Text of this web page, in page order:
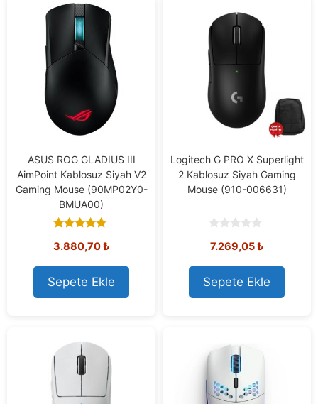
ASUS ROG GLADIUS III
AimPoint Kablosuz Siyah V2
Gaming Mouse (90MP02Y0-
BMUA00)
out of 5
3.880,70₺
Sepete Ekle
Logitech G PRO X Superlight
2 Kablosuz Siyah Gaming
Mouse (910-006631)
o
t
o
f
5
Orijinal
7.778,73 ₺.
7.269,05₺Mevcut
Sepete Ekle